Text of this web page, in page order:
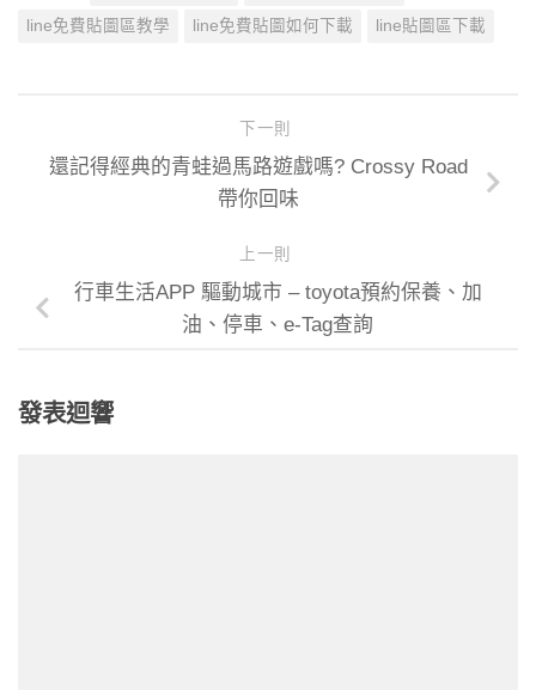
line免費貼圖區教學 line免費貼圖如何下載 line貼圖區下載
下一則
還記得經典的青蛙過馬路遊戲嗎? Crossy Road
帶你回味
上一則
行車生活APP 驅動城市 – toyota預約保養、加
油、停車、e-Tag查詢
發表迴響